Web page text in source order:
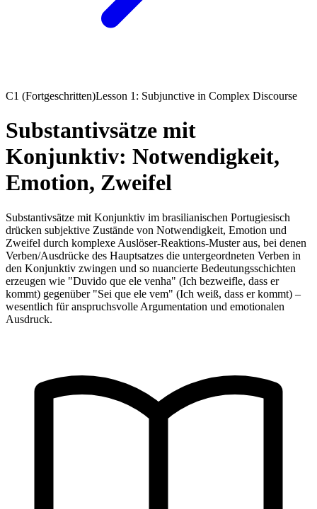
C1 (Fortgeschritten)Lesson 1: Subjunctive in Complex Discourse
Substantivsätze mit
Konjunktiv: Notwendigkeit,
Emotion, Zweifel
Substantivsätze mit Konjunktiv im brasilianischen Portugiesisch
drücken subjektive Zustände von Notwendigkeit, Emotion und
Zweifel durch komplexe Auslöser-Reaktions-Muster aus, bei denen
Verben/Ausdrücke des Hauptsatzes die untergeordneten Verben in
den Konjunktiv zwingen und so nuancierte Bedeutungsschichten
erzeugen wie "Duvido que ele venha" (Ich bezweifle, dass er
kommt) gegenüber "Sei que ele vem" (Ich weiß, dass er kommt) –
wesentlich für anspruchsvolle Argumentation und emotionalen
Ausdruck.